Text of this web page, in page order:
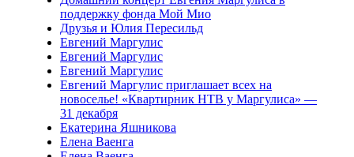
поддержку фонда Мой Мио
Друзья и Юлия Пересильд
Евгений Маргулис
Евгений Маргулис
Евгений Маргулис
Евгений Маргулис приглашает всех на
новоселье! «Квартирник НТВ у Маргулиса» —
31 декабря
Екатерина Яшникова
Елена Ваенга